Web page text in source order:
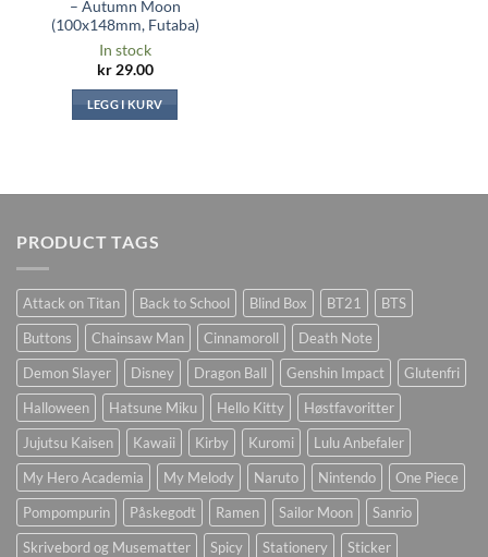
– Autumn Moon
(100x148mm, Futaba)
In stock
kr29.00
LEGG I KURV
PRODUCT TAGS
Attack on Titan Back to School Blind Box BT21
BTS
Buttons
Chainsaw Man Cinnamoroll
Death Note
Demon Slayer
Disney Dragon Ball Genshin Impact
Glutenfri
Halloween
Hatsune Miku Hello Kitty
Høstfavoritter
Jujutsu Kaisen
Kawaii Kirby Kuromi
Lulu Anbefaler
My Hero Academia
My Melody Naruto Nintendo
One Piece
Pompompurin
Påskegodt Ramen Sailor Moon
Sanrio
Skrivebord og Musematter
Spicy Stationery
Sticker